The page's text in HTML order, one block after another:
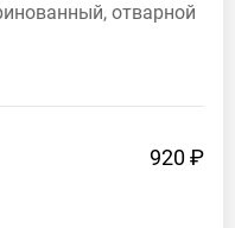
отварной
920 ₽